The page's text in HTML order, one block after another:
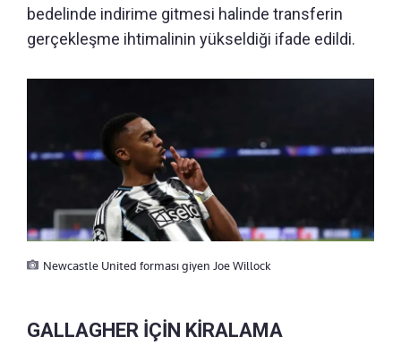
bedelinde indirime gitmesi halinde transferin
gerçekleşme ihtimalinin yükseldiği ifade edildi.
Newcastle United forması giyen Joe Willock
GALLAGHER İÇİN KİRALAMA